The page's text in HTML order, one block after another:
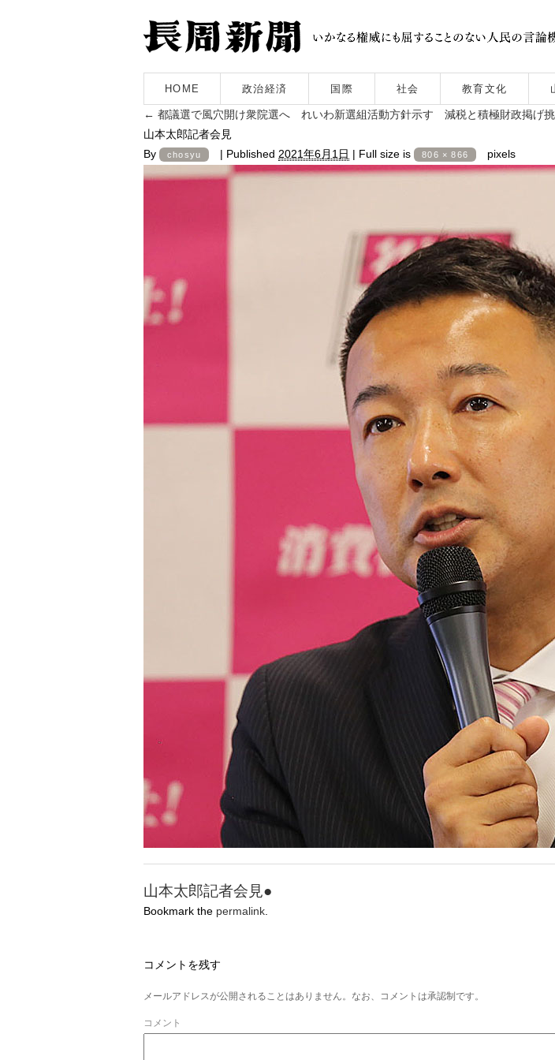
HOME 政治経済 国際 社会 教育文化
← 都議選で風穴開け衆院選へ れいわ新選組活動方針示す 減税と積極財政掲げ
山本太郎記者会見
By
chosyu | Published 2021年6月1日 | Full size is 806 × 866 pixels
山本太郎記者会見●
Bookmark the permalink
コメントを残す
メールアドレスが公開されることはありません。なお、コメントは承認制です。
コメント